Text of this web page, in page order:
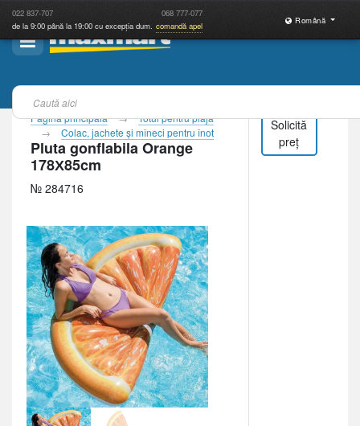
022 837-707 068 777-077
de la 9:00 până la 19:00 cu excepția dum. comandă apel
Română
Pagina principală
Totul pentru plajă
Colac, jachete şi mîneci pentru înot
Pluta gonflabila Orange
178Х85cm
№ 284716
Solicită
preț